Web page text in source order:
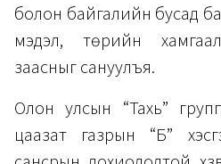
болон байгалийн бусад
мэдэл, төрийн
заасныг сануулъя.
Олон улсын “Тахь”
цаазат газрын “Б”